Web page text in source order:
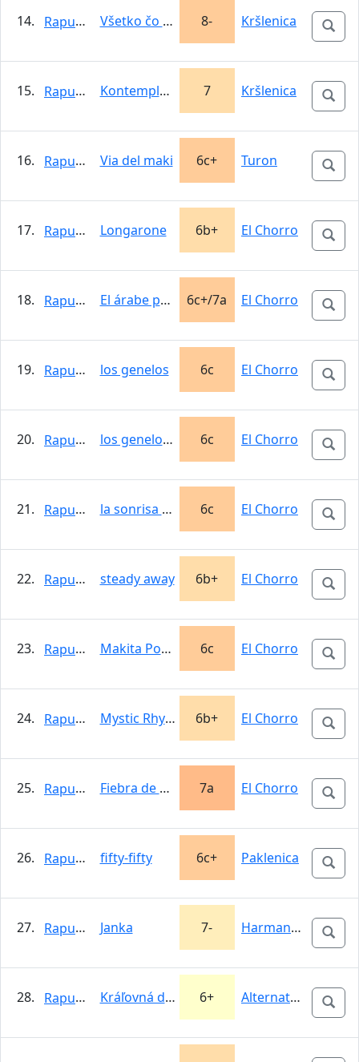
14. Rapunzel Všetko čo mam rád 8- Kršlenica
15. Rapunzel Kontemplatívna 7 Kršlenica
16. Rapunzel Via del maki 6c+ Turon
17. Rapunzel Longarone 6b+ El Chorro
18. Rapunzel El árabe perdido 6c+/7a El Chorro
19. Rapunzel los genelos 6c El Chorro
20. Rapunzel los genelos de recca 6c El Chorro
21. Rapunzel la sonrisa vertical 6c El Chorro
22. Rapunzel steady away 6b+ El Chorro
23. Rapunzel Makita Power 6c El Chorro
24. Rapunzel Mystic Rhythem 6b+ El Chorro
25. Rapunzel Fiebra de Sur 7a El Chorro
26. Rapunzel fifty-fifty 6c+ Paklenica
27. Rapunzel Janka 7- Harmanecká…
28. Rapunzel Kráľovná diaľnic I 6+ Alternatívna…